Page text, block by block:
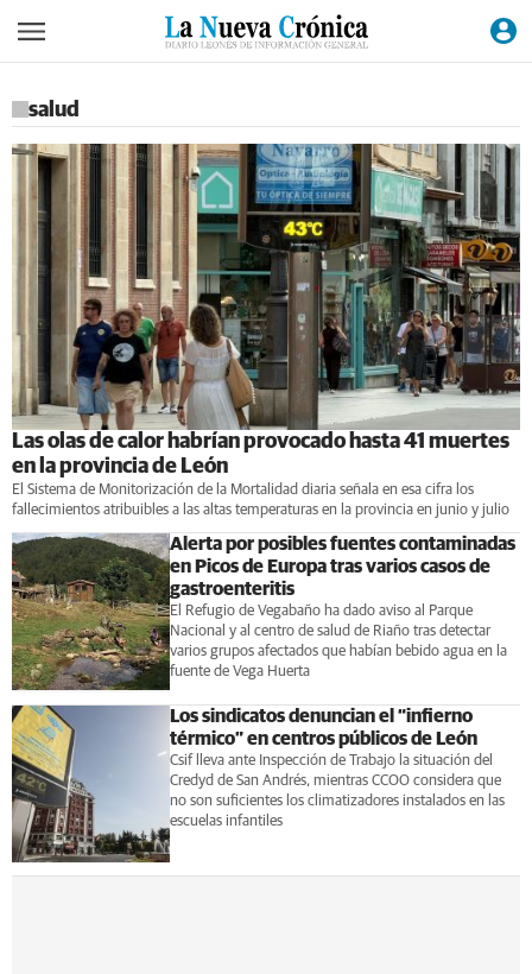
salud
Las olas de calor habrían provocado hasta 41 muertes
en la provincia de León
El Sistema de Monitorización de la Mortalidad diaria señala en esa cifra los
fallecimientos atribuibles a las altas temperaturas en la provincia en junio y julio
Alerta por posibles fuentes contaminadas
en Picos de Europa tras varios casos de
gastroenteritis
El Refugio de Vegabaño ha dado aviso al Parque
Nacional y al centro de salud de Riaño tras detectar
varios grupos afectados que habían bebido agua en la
fuente de Vega Huerta
Los sindicatos denuncian el “infierno
térmico” en centros públicos de León
Csif lleva ante Inspección de Trabajo la situación del
Credyd de San Andrés, mientras CCOO considera que
no son suficientes los climatizadores instalados en las
escuelas infantiles